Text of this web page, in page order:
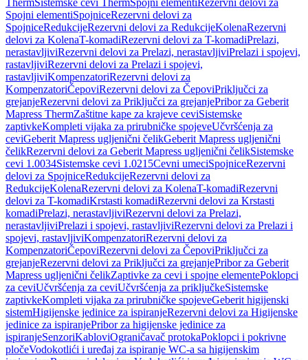
ThermSistemske cevi ThermSpojni elementi Rezervni delovi za
Spojni elementiSpojniceRezervni delovi za
SpojniceRedukcijeRezervni delovi za RedukcijeKolenaRezervni
delovi za KolenaT-komadiRezervni delovi za T-komadiPrelazi,
nerastavljiviRezervni delovi za Prelazi, nerastavljiviPrelazi i spojevi,
rastavljiviRezervni delovi za Prelazi i spojevi,
rastavljiviKompenzatoriRezervni delovi za
KompenzatoriČepoviRezervni delovi za ČepoviPriključci za
grejanjeRezervni delovi za Priključci za grejanjePribor za Geberit
Mapress ThermZaštitne kape za krajeve ceviSistemske
zaptivkeKompleti vijaka za prirubničke spojeveUčvršćenja za
ceviGeberit Mapress ugljenični čelikGeberit Mapress ugljenični
čelikRezervni delovi za Geberit Mapress ugljenični čelikSistemske
cevi 1.0034Sistemske cevi 1.0215Cevni umeciSpojniceRezervni
delovi za SpojniceRedukcijeRezervni delovi za
RedukcijeKolenaRezervni delovi za KolenaT-komadiRezervni
delovi za T-komadiKrstasti komadiRezervni delovi za Krstasti
komadiPrelazi, nerastavljiviRezervni delovi za Prelazi,
nerastavljiviPrelazi i spojevi, rastavljiviRezervni delovi za Prelazi i
spojevi, rastavljiviKompenzatoriRezervni delovi za
KompenzatoriČepoviRezervni delovi za ČepoviPriključci za
grejanjeRezervni delovi za Priključci za grejanjePribor za Geberit
Mapress ugljenični čelikZaptivke za cevi i spojne elementePoklopci
za ceviUčvršćenja za ceviUčvršćenja za priključkeSistemske
zaptivkeKompleti vijaka za prirubničke spojeveGeberit higijenski
sistemHigijenske jedinice za ispiranjeRezervni delovi za Higijenske
jedinice za ispiranjePribor za higijenske jedinice za
ispiranjeSenzoriKabloviOgraničavač protokaPoklopci i pokrivne
pločeVodokotlići i uređaj za ispiranje WC-a sa higijenskim